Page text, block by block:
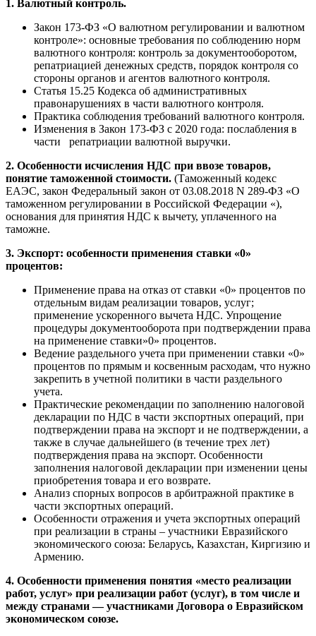
1. Валютный контроль.
Закон 173-ФЗ «О валютном регулировании и валютном
контроле»: основные требования по соблюдению норм
валютного контроля: контроль за документооборотом,
репатриацией денежных средств, порядок контроля со
стороны органов и агентов валютного контроля.
Статья 15.25 Кодекса об административных
правонарушениях в части валютного контроля.
Практика соблюдения требований валютного контроля.
Изменения в Закон 173-ФЗ с 2020 года: послабления в
части репатриации валютной выручки.
2. Особенности исчисления НДС при ввозе товаров,
понятие таможенной стоимости. (Таможенный кодекс
ЕАЭС, закон Федеральный закон от 03.08.2018 N 289-ФЗ «О
таможенном регулировании в Российской Федерации «),
основания для принятия НДС к вычету, уплаченного на
таможне.
3. Экспорт: особенности применения ставки «0»
процентов:
Применение права на отказ от ставки «0» процентов по
отдельным видам реализации товаров, услуг;
применение ускоренного вычета НДС. Упрощение
процедуры документооборота при подтверждении права
на применение ставки»0» процентов.
Ведение раздельного учета при применении ставки «0»
процентов по прямым и косвенным расходам, что нужно
закрепить в учетной политики в части раздельного
учета.
Практические рекомендации по заполнению налоговой
декларации по НДС в части экспортных операций, при
подтверждении права на экспорт и не подтверждении, а
также в случае дальнейшего (в течение трех лет)
подтверждения права на экспорт. Особенности
заполнения налоговой декларации при изменении цены
приобретения товара и его возврате.
Анализ спорных вопросов в арбитражной практике в
части экспортных операций.
Особенности отражения и учета экспортных операций
при реализации в страны – участники Евразийского
экономического союза: Беларусь, Казахстан, Киргизию и
Армению.
4. Особенности применения понятия «место реализации
работ, услуг» при реализации работ (услуг), в том числе и
между странами — участниками Договора о Евразийском
экономическом союзе.